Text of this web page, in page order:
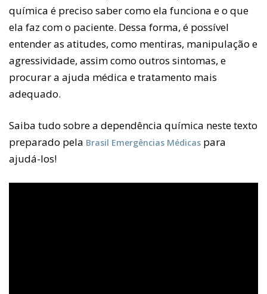
química é preciso saber como ela funciona e o que
ela faz com o paciente. Dessa forma, é possível
entender as atitudes, como mentiras, manipulação e
agressividade, assim como outros sintomas, e
procurar a ajuda médica e tratamento mais
adequado.
Saiba tudo sobre a dependência química neste texto
preparado pela Brasil Emergências Médicas para
ajudá-los!